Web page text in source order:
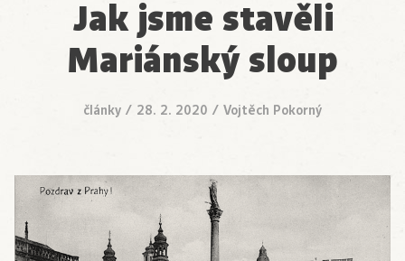
Jak jsme stavěli
Mariánský sloup
články / 28. 2. 2020 / Vojtěch Pokorný